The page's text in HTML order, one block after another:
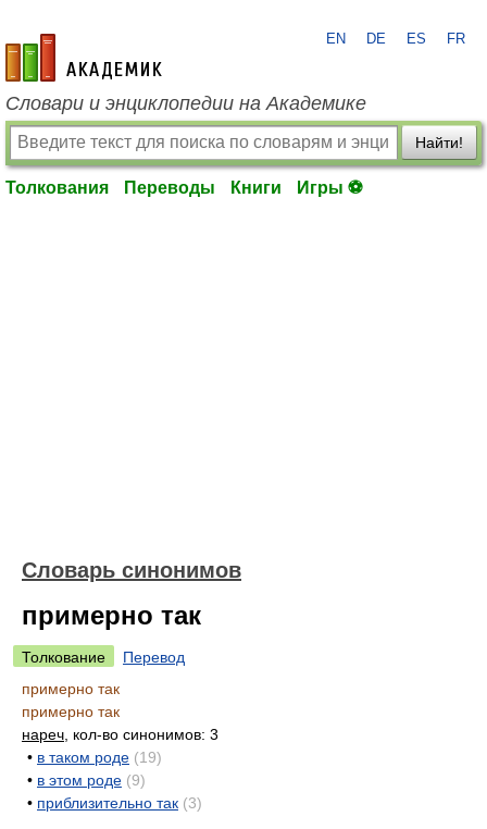
academic.ru
EN DE ES FR
Словари и энциклопедии на Академике
Найти!
Толкования Переводы Книги Игры ⚽
Словарь синонимов
примерно так
Толкование
Перевод
примерно так
примерно так
нареч , кол-во синонимов: 3
• в таком роде (19)
• в этом роде (9)
• приблизительно так (3)